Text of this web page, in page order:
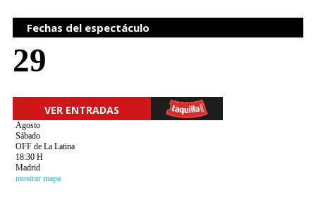
Fechas del espectáculo
29
VER ENTRADAS
Agosto
Sábado
OFF de La Latina
18:30 H
Madrid
mostrar mapa